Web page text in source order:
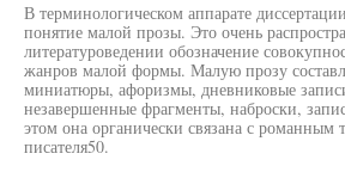
В терминологическом аппарате
понятие малой прозы. Это очень
литературоведении обозначение
жанров малой формы. Малую прозу
миниатюры, афоризмы, дневниковые
незавершенные фрагменты, наброски,
этом она органически связана с романным
писателя50.